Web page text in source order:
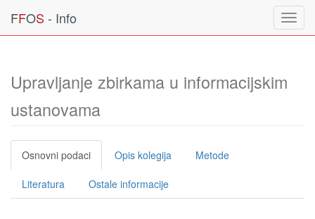
FFOS - Info
Upravljanje zbirkama u informacijskim
ustanovama
Osnovni podaci Opis kolegija Metode
Literatura Ostale informacije